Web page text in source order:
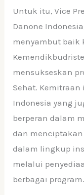
Untuk itu, Vice
Danone
menyambut baik
mensukseskan
Sehat.
Indonesia yang
berperan dalam
dan
dalam lingkup
melalui
berbagai program.